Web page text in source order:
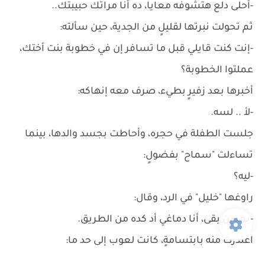
-أحلى دلع هتشوفه معايا، ده أنا مراتك حبيبتك..
ثم تحولت نبرتها لقليلٍ من الجدية، حين سألته:
-إنت كنت قايلي قبل ما تسافر إن في خطوبة بنت أختك،
عملتوا الخطوبة؟
أخبرها بعد زفيرٍ بطيء، صرف معه إنهاكه:
-لأ .. لسه.
جلست الطفلة في حجره، وأحاطت بجسد والدها، بينما
تساءلت "سماح" بفضولٍ:
-ليه؟
راوغها "خليل" في الرد، وقال:
-بعدين بقى، أنا دماغي أد كده من الطريق.
اعتذرت منه بابتسامةٍ، كانت لعوب إلى حد ما: